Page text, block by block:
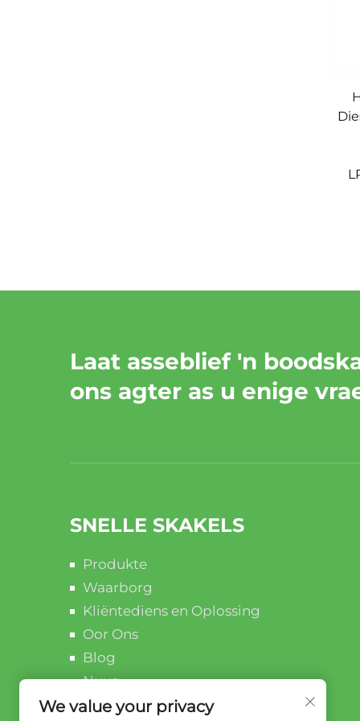
Laat asseblief 'n
ons agter as u enige
SNELLE SKAKELS
Produkte
Waarborg
Kliëntediens en Oplossing
Oor Ons
Blog
Nuus
Kontak Ons
We value your privacy